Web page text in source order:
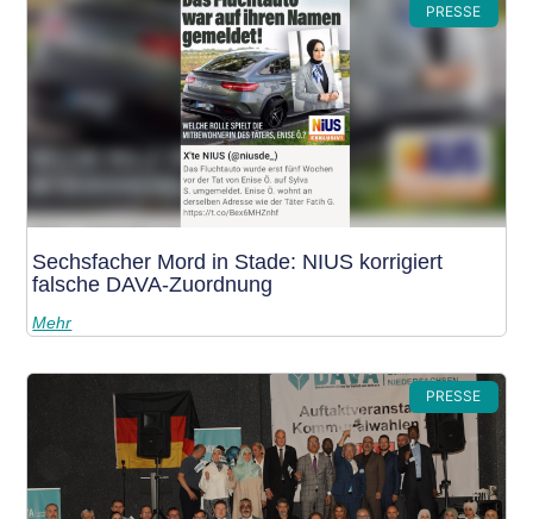
PRESSE
Sechsfacher Mord in Stade: NIUS korrigiert
falsche DAVA-Zuordnung
Mehr
PRESSE